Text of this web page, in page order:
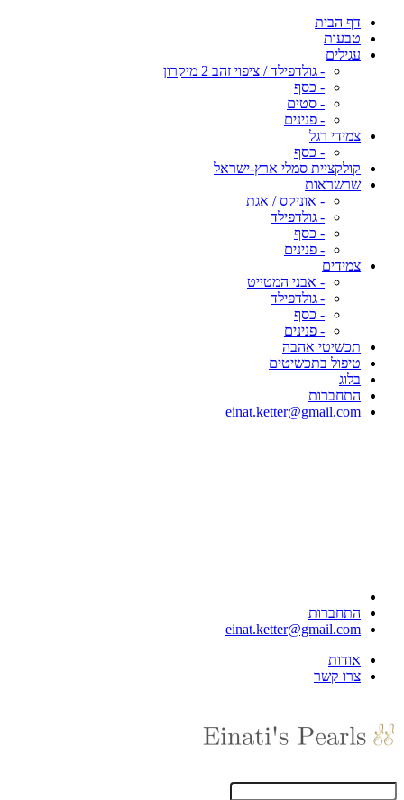
דף הבית
טבעות
עגילים
- גולדפילד / ציפוי זהב 2 מיקרון
- כסף
- סטים
- פנינים
צמידי רגל
- כסף
קולקציית סמלי ארץ-ישראל
שרשראות
- אוניקס / אגת
- גולדפילד
- כסף
- פנינים
צמידים
- אבני המטייט
- גולדפילד
- כסף
- פנינים
תכשיטי אהבה
טיפול בתכשיטים
בלוג
התחברות
einat.ketter@gmail.com
התחברות
einat.ketter@gmail.com
אודות
צרו קשר